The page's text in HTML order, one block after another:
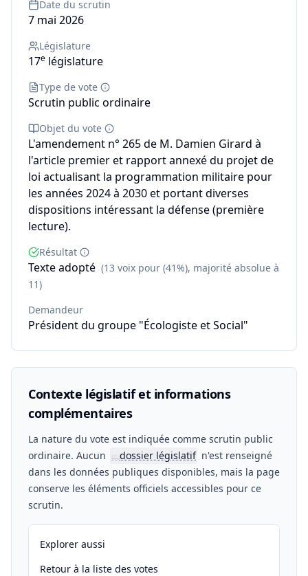
Date du scrutin
7 mai 2026
Législature
17e législature
Type de vote
Scrutin public ordinaire
Objet du vote
L'amendement n° 265 de M. Damien Girard à
l'article premier et rapport annexé du projet de
loi actualisant la programmation militaire pour
les années 2024 à 2030 et portant diverses
dispositions intéressant la défense (première
lecture).
Résultat
Texte adopté (13 voix pour (41%), majorité absolue à
11)
Demandeur
Président du groupe "Écologiste et Social"
Contexte législatif et informations
complémentaires
La nature du vote est indiquée comme scrutin public
ordinaire. Aucun
📖dossier législatif n'est renseigné
dans les données publiques disponibles, mais la page
conserve les éléments officiels accessibles pour ce
scrutin.
Explorer aussi
Retour à la liste des votes